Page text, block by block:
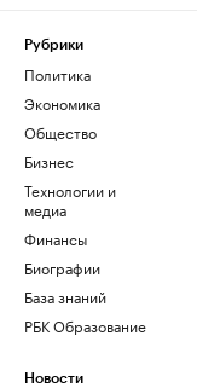
Рубрики
Политика
Экономика
Общество
Бизнес
Технологии и
медиа
Финансы
Биографии
База знаний
РБК Образование
Новости